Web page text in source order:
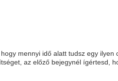
mennyi idő alatt tudsz egy ilyen
az előző bejegynél ígértesd,